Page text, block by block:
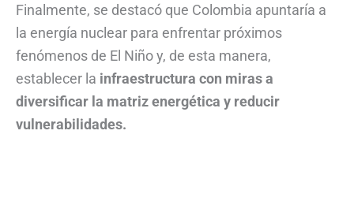
Finalmente, se destacó que Colombia apuntaría a
la energía nuclear para enfrentar próximos
fenómenos de El Niño y, de esta manera,
establecer la infraestructura con miras a
diversificar la matriz energética y reducir
vulnerabilidades.